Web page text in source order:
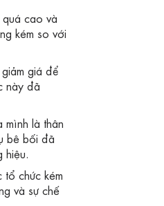
cao và
kém so với
giá để
này đã
là thân
bê bối đã
chức kém
và sự chế